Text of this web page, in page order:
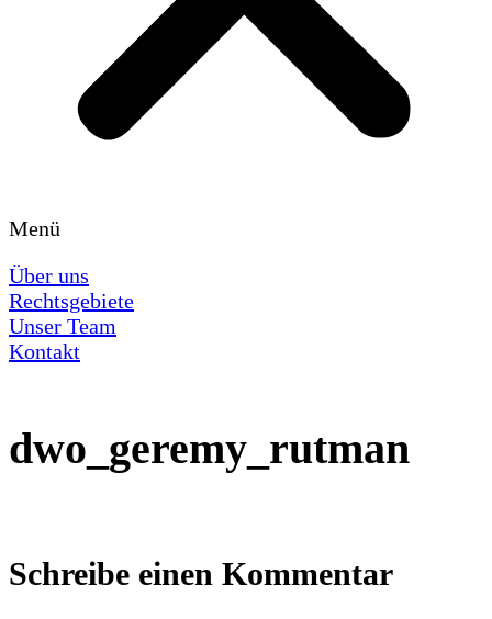
Menü
Über uns
Rechtsgebiete
Unser Team
Kontakt
dwo_geremy_rutman
Schreibe einen Kommentar